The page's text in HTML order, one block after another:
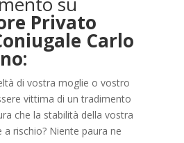
Privato
Carlo
di vostra moglie o vostro
vittima di un tradimento
che la stabilità della vostra
rischio? Niente paura ne